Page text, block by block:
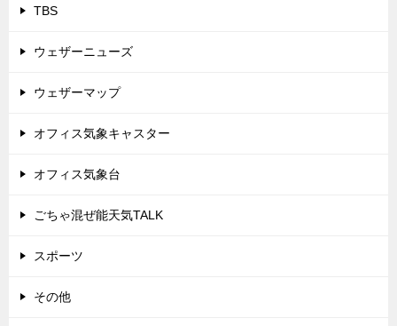
TBS
ウェザーニューズ
ウェザーマップ
オフィス気象キャスター
オフィス気象台
ごちゃ混ぜ能天気TALK
スポーツ
その他